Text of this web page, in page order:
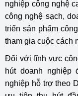
nghiệp công nghệ
công nghệ sạch,
triển sản phẩm
tham gia cuộc cách
Đối với lĩnh vực
hút doanh nghiệp
nghiệp hỗ trợ theo